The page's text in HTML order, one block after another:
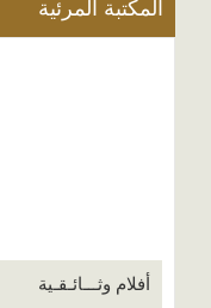
المكتبة المرئية
أفلام وثـــائـقـية